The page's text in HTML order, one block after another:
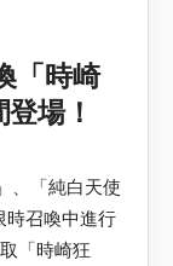
「時崎
場！
「純白天使
時召喚中進行
「時崎狂